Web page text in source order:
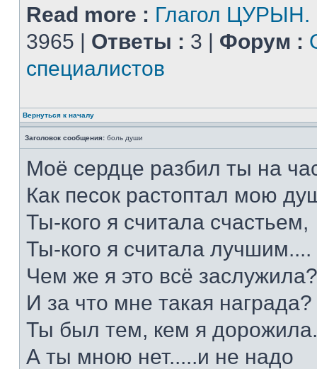
Read more : Глагол ЦУРЫН.
3965 | Ответы : 3 | Форум :
специалистов
Вернуться к началу
Заголовок сообщения: боль души
Моё сердце разбил ты на
Как песок растоптал мою
Ты-кого я считала счастьем,
Ты-кого я считала лучшим....
Чем же я это всё заслужила?
И за что мне такая награда?
Ты был тем, кем я
А ты мною нет.....и не надо